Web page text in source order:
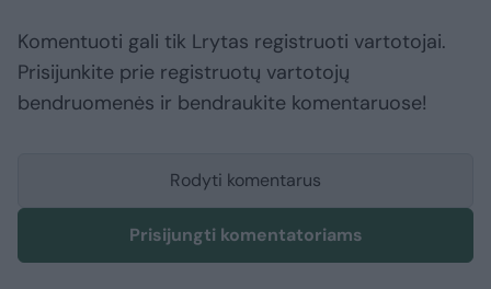
Komentuoti gali tik Lrytas registruoti vartotojai.
Prisijunkite prie registruotų vartotojų
bendruomenės ir bendraukite komentaruose!
Rodyti komentarus
Prisijungti komentatoriams